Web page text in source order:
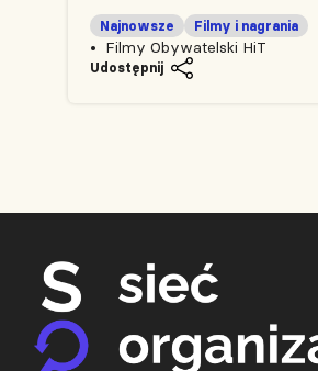
Filmy Obywatelski HiT
Najnowsze Filmy i nagrania
Udostępnij